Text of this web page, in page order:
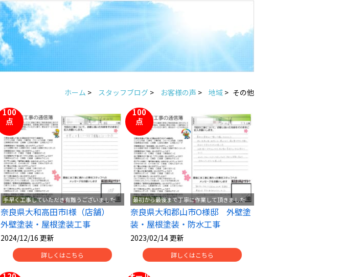
ホーム > スタッフブログ > お客様の声 > 地域 > その他
100
点
手早く工事していただき有難うございました
奈良県大和高田市I様（店舗）
外壁塗装・屋根塗装工事
2024/12/16 更新
詳しくはこちら
100
点
最初から最後まで丁寧に作業して頂きました
奈良県大和郡山市O様邸 外壁塗
装・屋根塗装・防水工事
2023/02/14 更新
詳しくはこちら